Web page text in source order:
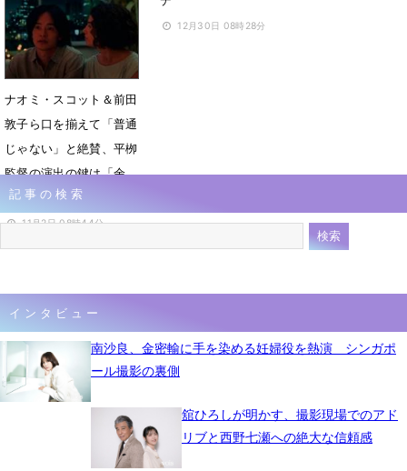
12月30日 08時28分
ナオミ・スコット＆前田
敦子ら口を揃えて「普通
じゃない」と絶賛、平栁
監督の演出の鍵は「余
白」
11月2日 08時44分
記事の検索
インタビュー
南沙良、金密輸に手を染める妊婦役を熱演 シンガポ
ール撮影の裏側
舘ひろしが明かす、撮影現場でのアド
リブと西野七瀬への絶大な信頼感